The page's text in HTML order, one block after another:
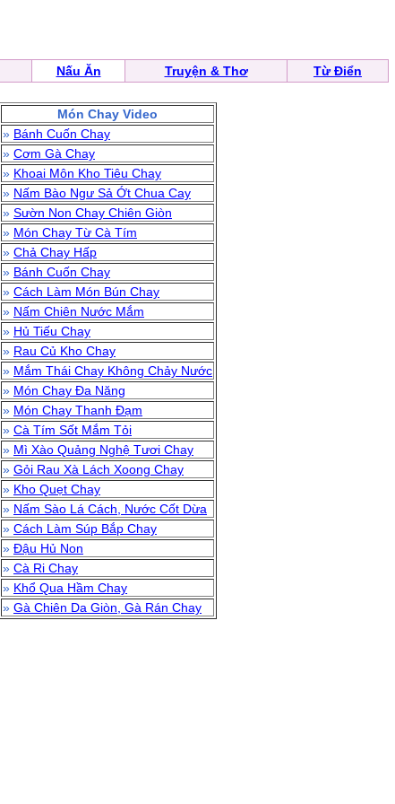
Nấu Ăn Truyện & Thơ
Từ Điển
Món Chay Video
» Bánh Cuốn Chay
» Cơm Gà Chay
» Khoai Môn Kho Tiêu Chay
» Nấm Bào Ngư Sả Ớt Chua Cay
» Sườn Non Chay Chiên Giòn
» Món Chay Từ Cà Tím
» Chả Chay Hấp
» Bánh Cuốn Chay
» Cách Làm Món Bún Chay
» Nấm Chiên Nước Mắm
» Hủ Tiếu Chay
» Rau Củ Kho Chay
» Mắm Thái Chay Không Chảy Nước
» Món Chay Đa Năng
» Món Chay Thanh Đạm
» Cà Tím Sốt Mắm Tỏi
» Mì Xào Quảng Nghệ Tươi Chay
» Gỏi Rau Xà Lách Xoong Chay
» Kho Quẹt Chay
» Nấm Sào Lá Cách, Nước Cốt Dừa
» Cách Làm Súp Bắp Chay
» Đậu Hủ Non
» Cà Ri Chay
» Khổ Qua Hầm Chay
» Gà Chiên Da Giòn, Gà Rán Chay